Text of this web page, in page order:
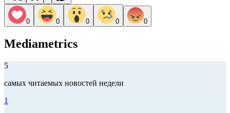
0 0 0 0 0
Mediametrics
5
самых читаемых новостей недели
1